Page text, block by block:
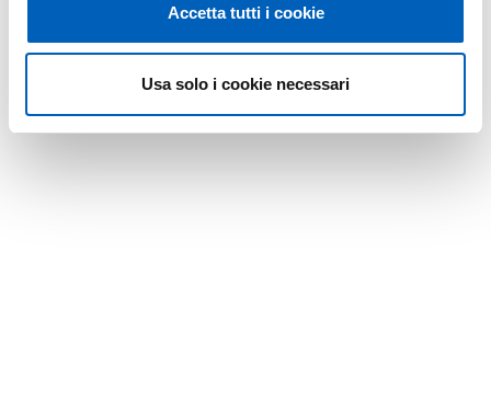
Accetta tutti i cookie
Usa solo i cookie necessari